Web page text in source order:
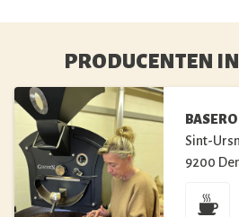
PRODUCENTEN
BASERO
Sint-
9200